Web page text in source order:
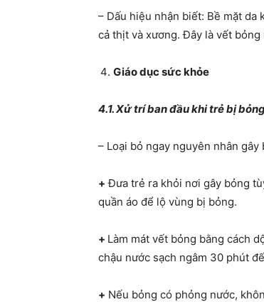
– Dấu hiệu nhận biết: Bề mặt
cả thịt và xương. Đây là vết
Giáo dục sức khỏe
4.1. Xử trí ban đầu khi trẻ bị
– Loại bỏ ngay nguyên nhân gây
+ Đưa trẻ ra khỏi nơi gây bỏng
quần áo để lộ vùng bị bỏng.
+ Làm mát vết bỏng bằng cách
chậu nước sạch ngâm 30 phút
+ Nếu bỏng có phỏng nước,